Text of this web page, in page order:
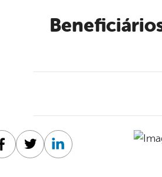
Beneficiários do BPC Têm Até 2018 Para Fazer Inscrição no
Facebook
TwitterLinkedin